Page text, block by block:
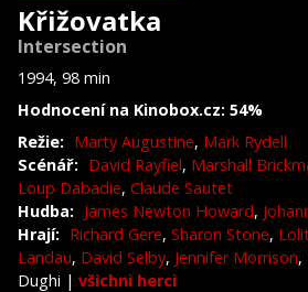
Křižovatka
Intersection
1994, 98 min
Hodnocení na Kinobox.cz: 54%
Režie: Marty Augustine, Mark Rydell
Scénář: David Rayfiel, Marshall
Loup Dabadie, Claude Sautet
Hudba: James Newton Howard,
Hrají: Richard Gere, Sharon Stone,
Landau, David Selby, Jennifer Morrison,
Dughi | všichni herci